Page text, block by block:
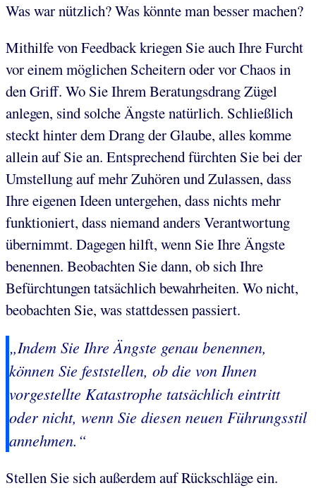
Was war nützlich? Was könnte man besser machen?
Mithilfe von Feedback kriegen Sie auch Ihre Furcht
vor einem möglichen Scheitern oder vor Chaos in
den Griff. Wo Sie Ihrem Beratungsdrang Zügel
anlegen, sind solche Ängste natürlich. Schließlich
steckt hinter dem Drang der Glaube, alles komme
allein auf Sie an. Entsprechend fürchten Sie bei der
Umstellung auf mehr Zuhören und Zulassen, dass
Ihre eigenen Ideen untergehen, dass nichts mehr
funktioniert, dass niemand anders Verantwortung
übernimmt. Dagegen hilft, wenn Sie Ihre Ängste
benennen. Beobachten Sie dann, ob sich Ihre
Befürchtungen tatsächlich bewahrheiten. Wo nicht,
beobachten Sie, was stattdessen passiert.
„Indem Sie Ihre Ängste genau benennen,
können Sie feststellen, ob die von Ihnen
vorgestellte Katastrophe tatsächlich eintritt
oder nicht, wenn Sie diesen neuen Führungsstil
annehmen.“
Stellen Sie sich außerdem auf Rückschläge ein.